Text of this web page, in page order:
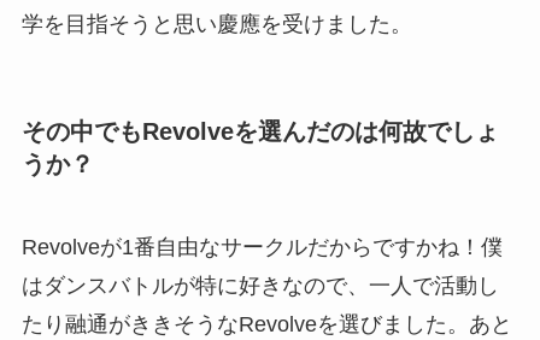
学を目指そうと思い慶應を受けました。
その中でもRevolveを選んだのは何故でしょ
うか？
Revolveが1番自由なサークルだからですかね！僕
はダンスバトルが特に好きなので、一人で活動し
たり融通がききそうなRevolveを選びました。あと